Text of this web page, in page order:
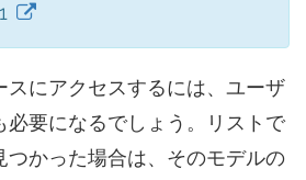
スにアクセスするには、ユーザ
必要になるでしょう。リストで
つかった場合は、そのモデルの